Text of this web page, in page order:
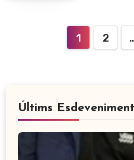
Paginación
1 2
Últims